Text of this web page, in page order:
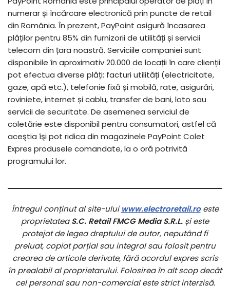
numerar și încărcare electronică prin puncte de retail
din România. În prezent, PayPoint asigură încasarea
plăților pentru 85% din furnizorii de utilități și servicii
telecom din țara noastră. Serviciile companiei sunt
disponibile în aproximativ 20.000 de locații în care clienții
pot efectua diverse plăți: facturi utilități (electricitate,
gaze, apă etc.), telefonie fixă și mobilă, rate, asigurări,
roviniete, internet și cablu, transfer de bani, loto sau
servicii de securitate. De asemenea serviciul de
coletărie este disponibil pentru consumatori, astfel că
aceştia îşi pot ridica din magazinele PayPoint Colet
Expres produsele comandate, la o oră potrivită
programului lor.
Întregul conținut al site-uluiwww.electroretail.roeste
proprietateaS.C. Retail FMCG Media S.R.L. și este
protejat de legea dreptului de autor, neputând fi
preluat, copiat parțial sau integral sau folosit pentru
crearea de articole derivate, fără acordul expres scris
în prealabil al proprietarului. Folosirea în alt scop decât
cel personal sau non-comercial este strict interzisă.